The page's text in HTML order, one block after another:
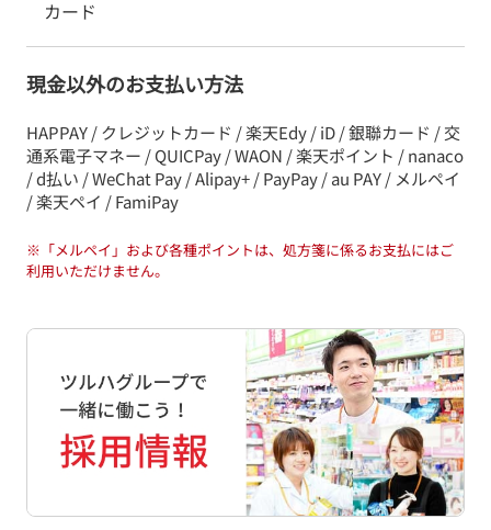
カード
現金以外のお支払い方法
HAPPAY / クレジットカード / 楽天Edy / iD / 銀聯カード / 交
通系電子マネー / QUICPay / WAON / 楽天ポイント / nanaco
/ d払い / WeChat Pay / Alipay+ / PayPay / au PAY / メルペイ
/ 楽天ペイ / FamiPay
※ 「メルペイ」および各種ポイントは、処方箋に係るお支払にはご
利用いただけません。